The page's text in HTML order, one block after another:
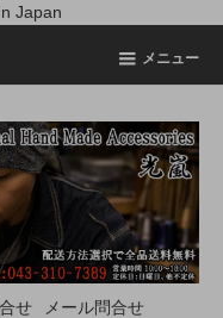
Japan
メニュー
せ メール問合せ